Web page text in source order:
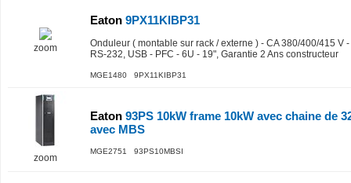
zoom
Eaton 9PX11KIBP31
Onduleur ( montable sur rack / externe ) - CA 380/400/415 V
RS-232, USB - PFC - 6U - 19", Garantie 2 Ans constructeur
MGE1480 9PX11KIBP31
zoom
Eaton 93PS 10kW frame 10kW avec chaine de
avec MBS
MGE2751 93PS10MBSI